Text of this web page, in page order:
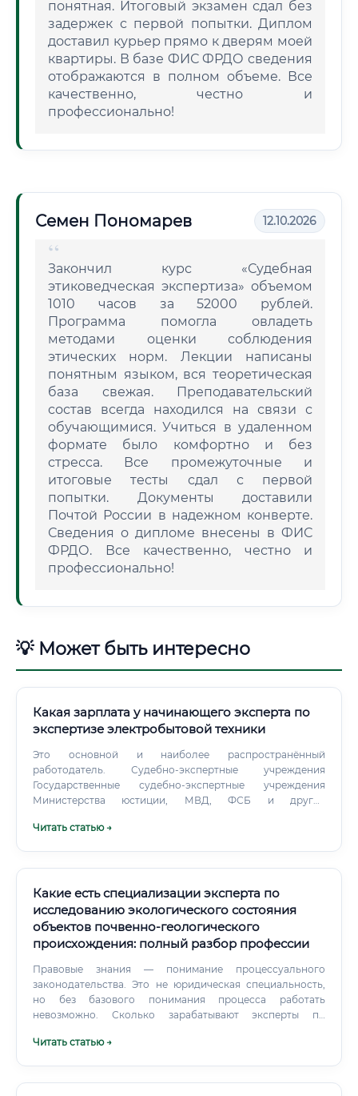
понятная. Итоговый экзамен сдал без
задержек с первой попытки. Диплом
доставил курьер прямо к дверям моей
квартиры. В базе ФИС ФРДО сведения
отображаются в полном объеме. Все
качественно, честно и
профессионально!
Семен Пономарев 12.10.2026
Закончил курс «Судебная
этиковедческая экспертиза» объемом
1010 часов за 52000 рублей.
Программа помогла овладеть
методами оценки соблюдения
этических норм. Лекции написаны
понятным языком, вся теоретическая
база свежая. Преподавательский
состав всегда находился на связи с
обучающимися. Учиться в удаленном
формате было комфортно и без
стресса. Все промежуточные и
итоговые тесты сдал с первой
попытки. Документы доставили
Почтой России в надежном конверте.
Сведения о дипломе внесены в ФИС
ФРДО. Все качественно, честно и
профессионально!
💡 Может быть интересно
Какая зарплата у начинающего эксперта по
экспертизе электробытовой техники
Это основной и наиболее распространённый
работодатель. Судебно-экспертные учреждения
Государственные судебно-экспертные учреждения
Министерства юстиции, МВД, ФСБ и другие
Читать статью →
Какие есть специализации эксперта по
исследованию экологического состояния
объектов почвенно-геологического
происхождения: полный разбор профессии
Правовые знания — понимание процессуального
законодательства. Это не юридическая специальность,
но без базового понимания процесса работать
невозможно. Сколько зарабатывают эксперты по
Читать статью →